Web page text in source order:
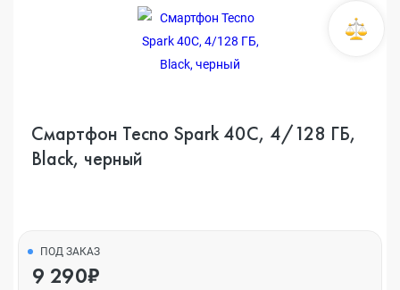
Смартфон Tecno Spark 40C, 4/128 ГБ,
Black, черный
ПОД ЗАКАЗ
9 290₽